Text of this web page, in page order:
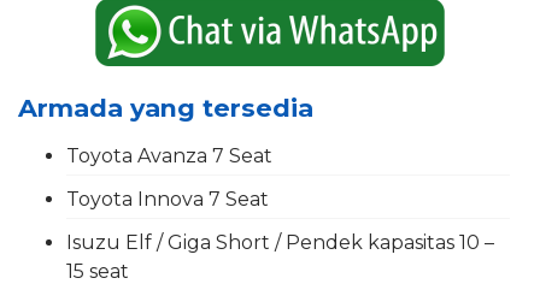
Armada yang tersedia
Toyota Avanza 7 Seat
Toyota Innova 7 Seat
Isuzu Elf / Giga Short / Pendek kapasitas 10 –
15 seat